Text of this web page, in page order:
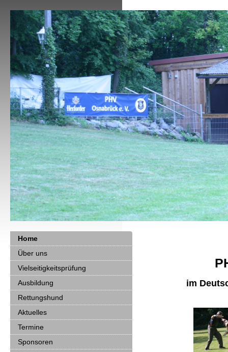
im
Home
Über uns
Vielseitigkeitsprüfung
Ausbildung
Rettungshund
Aktuelles
Termine
Sponsoren